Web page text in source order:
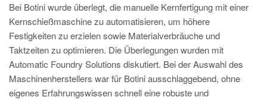
Bei Botini wurde überlegt, die manuelle Kernfertigung mit einer
Kernschießmaschine zu automatisieren, um höhere
Festigkeiten zu erzielen sowie Materialverbräuche und
Taktzeiten zu optimieren. Die Überlegungen wurden mit
Automatic Foundry Solutions diskutiert. Bei der Auswahl des
Maschinenherstellers war für Botini ausschlaggebend, ohne
eigenes Erfahrungswissen schnell eine robuste und